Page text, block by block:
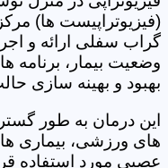
(فیزیوتراپیست ها)
گراب سفلی ارائه و
وضعیت بیمار،
بهبود و بهینه سازی
این درمان به طور
های ورزشی، بیماری
عصبی مورد استفاده